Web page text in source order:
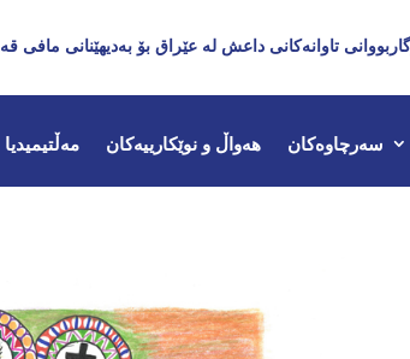
تاوانەکانی داعش لە عێراق بۆ بەدیهێنانی مافی
سەرچاوەکان هەواڵ و نوێکارییەکان مەڵتیمیدیا